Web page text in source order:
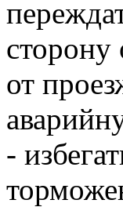
сторону
от
-